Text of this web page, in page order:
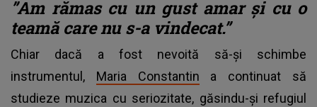
”Am rămas cu un gust amar și cu o
teamă care nu s-a vindecat.”
Chiar dacă a fost nevoită să-și schimbe
instrumentul, Maria Constantin a continuat să
studieze muzica cu seriozitate, găsindu-și refugiul